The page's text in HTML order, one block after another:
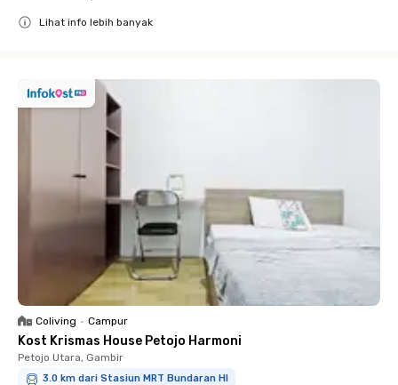
Lihat info lebih banyak
Coliving • Campur
Kost Krismas House Petojo Harmoni
Petojo Utara, Gambir
3.0 km dari Stasiun MRT Bundaran HI